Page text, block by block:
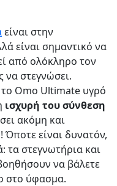
είναι στην
είναι σημαντικό να
από ολόκληρο τον
να στεγνώσει.
Omo Ultimate υγρό
ισχυρή του σύνθεση
ακόμη και
είναι δυνατόν,
τα στεγνωτήρια και
να βάλετε
στο ύφασμα.